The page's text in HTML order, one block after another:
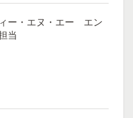
ー・エヌ・エー エン
当